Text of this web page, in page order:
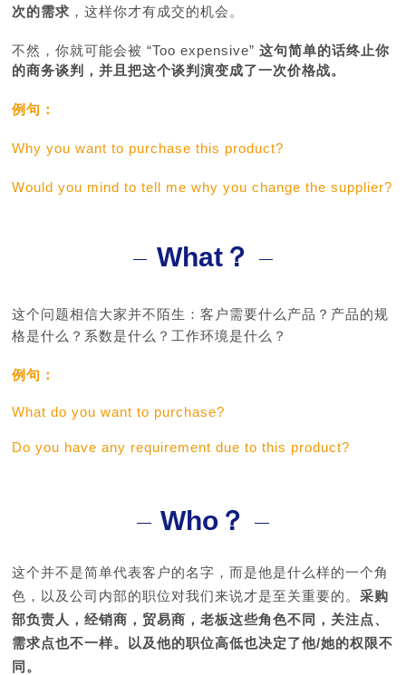
次的需求 ，这样你才有成交的机会。
不然，你就可能会被 “Too expensive” 这句简单的话终止你
的商务谈判，并且把这个谈判演变成了一次价格战。
例句：
Why you want to purchase this product?
Would you mind to tell me why you change the supplier?
What？
这个问题相信大家并不陌生：客户需要什么产品？产品的规
格是什么？系数是什么？工作环境是什么？
例句：
What do you want to purchase?
Do you have any requirement due to this product?
Who？
这个并不是简单代表客户的名字，而是他是什么样的一个角
色，以及公司内部的职位对我们来说才是至关重要的。 采购
部负责人，经销商，贸易商，老板这些角色不同，关注点、
需求点也不一样。以及他的职位高低也决定了他/她的权限不
同。